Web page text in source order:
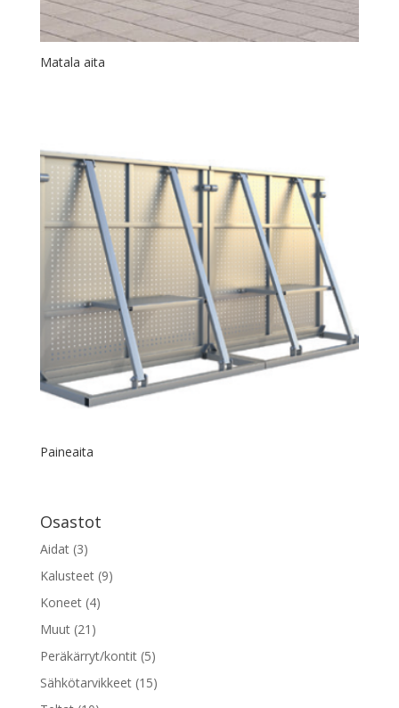
Matala aita
Paineaita
Osastot
Aidat (3)
Kalusteet (9)
Koneet (4)
Muut (21)
Peräkärryt/kontit (5)
Sähkötarvikkeet (15)